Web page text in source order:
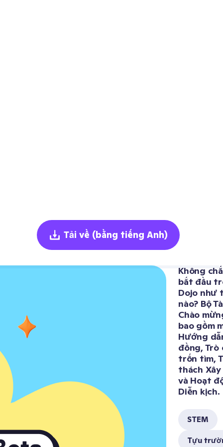
Tải về (bằng tiếng Anh)
Không
bắt đầu
Dojo như
nào? Bộ
Chào
bao gồm
Hướng
đồng, Trò
trốn tìm,
thách
và Hoạt
Diễn kịch.
STEM
Tựu